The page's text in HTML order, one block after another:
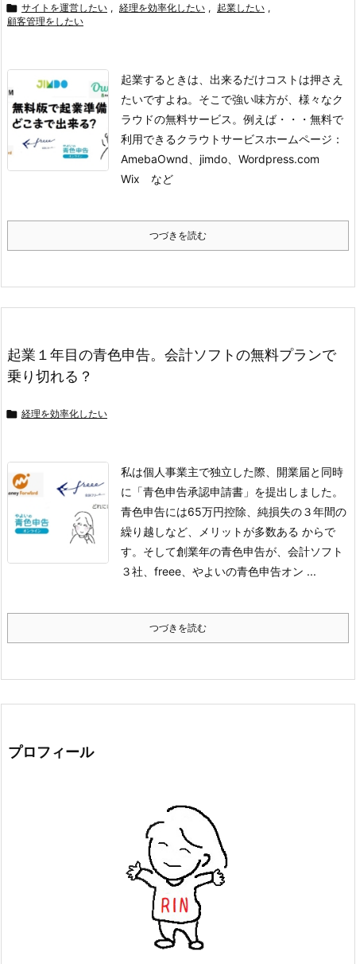
 サイトを運営したい , 経理を効率化したい , 起業したい ,
顧客管理をしたい
起業するときは、出来るだけコストは押さえ
たいですよね。そこで強い味方が、様々なク
ラウドの無料サービス。例えば・・・ 無料で
利用できるクラウトサービスホームページ：
AmebaOwnd、jimdo、Wordpress.com
Wix など
つづきを読む
起業１年目の青色申告。会計ソフトの無料プランで
乗り切れる？
 経理を効率化したい
私は個人事業主で独立した際、開業届と同時
に「青色申告承認申請書」を提出しました。
青色申告には65万円控除、純損失の３年間の
繰り越しなど、メリットが多数ある からで
す。 そして創業年の青色申告が、会計ソフト
３社、freee、やよいの青色申告オン ...
つづきを読む
プロフィール